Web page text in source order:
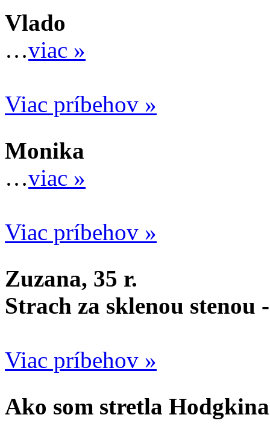
Vlado
…viac »
Viac príbehov »
Monika
…viac »
Viac príbehov »
Zuzana, 35 r.
Strach za sklenou stenou
Viac príbehov »
Ako som stretla Hodgkina